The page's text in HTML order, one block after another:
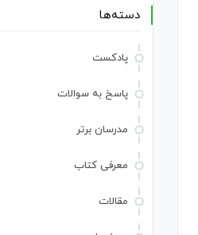
دسته‌ها
پادکست
پاسخ به سوالات
مدرسان برتر
معرفی کتاب
مقالات